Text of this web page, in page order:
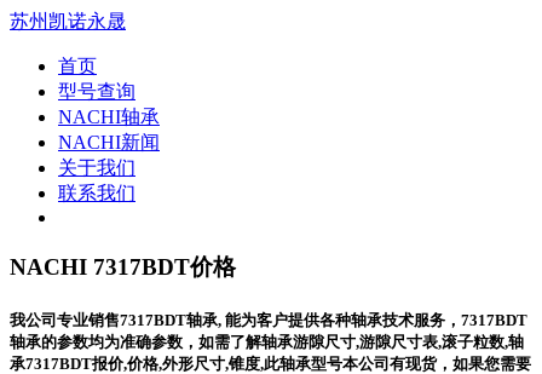
苏州凯诺永晟
首页
型号查询
NACHI轴承
NACHI新闻
关于我们
联系我们
NACHI 7317BDT价格
我公司专业销售7317BDT轴承, 能为客户提供各种轴承技术服务，7317BDT
轴承的参数均为准确参数，如需了解轴承游隙尺寸,游隙尺寸表,滚子粒数,轴
承7317BDT报价,价格,外形尺寸,锥度,此轴承型号本公司有现货，如果您需要